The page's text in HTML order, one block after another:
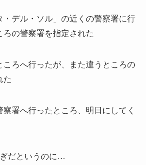
・デル・ソル」の近くの警察署に行
ろの警察署を指定された
ころへ行ったが、また違うところの
た
署へ行ったところ、明日にしてく
だというのに…